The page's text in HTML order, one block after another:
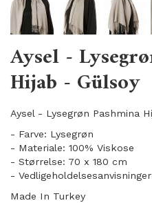
Aysel -
Hijab - Gülsoy
Aysel - Lysegrøn Pashmina
- Farve: Lysegrøn
- Materiale: 100% Viskose
- Størrelse: 70 x 180 cm
-
Made In Turkey